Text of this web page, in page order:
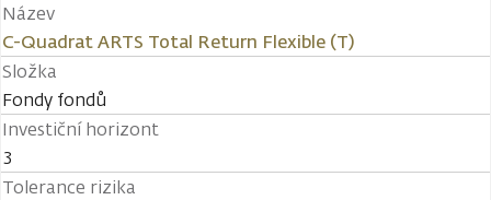
Název
C-Quadrat ARTS Total Return Flexible (T)
Složka
Fondy fondů
Investiční horizont
3
Tolerance rizika